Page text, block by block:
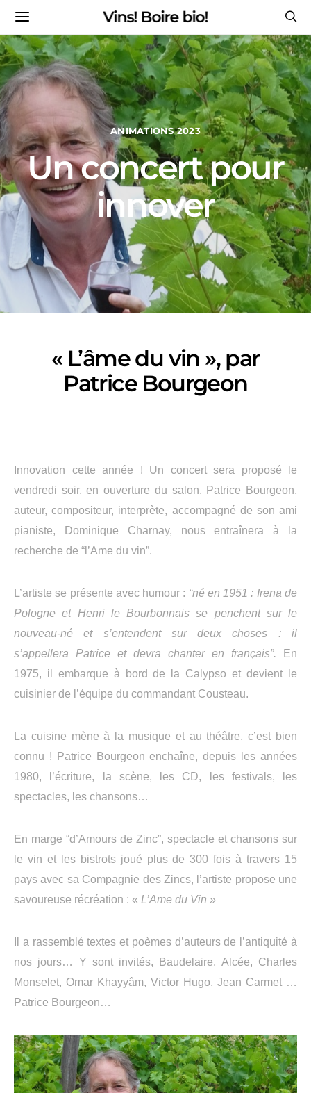
Vins! Boire bio!
ANIMATIONS 2023
Un concert pour
innover
« L’âme du vin », par
Patrice Bourgeon
Innovation cette année ! Un concert sera proposé le
vendredi soir, en ouverture du salon. Patrice Bourgeon,
auteur, compositeur, interprète, accompagné de son ami
pianiste, Dominique Charnay, nous entraînera à la
recherche de “l’Ame du vin”.
L’artiste se présente avec humour : “né en 1951 : Irena de
Pologne et Henri le Bourbonnais se penchent sur le
nouveau-né et s’entendent sur deux choses : il
s’appellera Patrice et devra chanter en français”. En
1975, il embarque à bord de la Calypso et devient le
cuisinier de l’équipe du commandant Cousteau.
La cuisine mène à la musique et au théâtre, c’est bien
connu ! Patrice Bourgeon enchaîne, depuis les années
1980, l’écriture, la scène, les CD, les festivals, les
spectacles, les chansons…
En marge “d’Amours de Zinc”, spectacle et chansons sur
le vin et les bistrots joué plus de 300 fois à travers 15
pays avec sa Compagnie des Zincs, l’artiste propose une
savoureuse récréation : « L’Ame du Vin »
Il a rassemblé textes et poèmes d’auteurs de l’antiquité à
nos jours… Y sont invités, Baudelaire, Alcée, Charles
Monselet, Omar Khayyâm, Victor Hugo, Jean Carmet …
Patrice Bourgeon…